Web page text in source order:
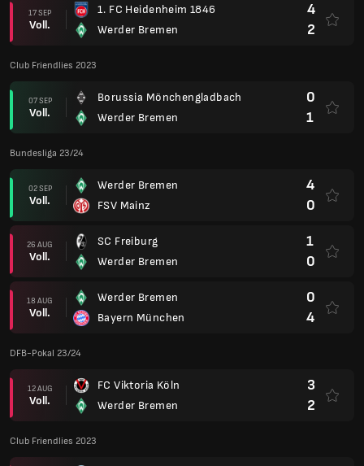
17 SEP
Voll.
1. FC Heidenheim 1846
Werder Bremen
4
2
Club Friendlies 2023
07 SEP
Voll.
Borussia Mönchengladbach
Werder Bremen
0
1
Bundesliga 23/24
02 SEP
Voll.
Werder Bremen
FSV Mainz
4
0
26 AUG
Voll.
SC Freiburg
Werder Bremen
1
0
18 AUG
Voll.
Werder Bremen
Bayern München
0
4
DFB-Pokal 23/24
12 AUG
Voll.
FC Viktoria Köln
Werder Bremen
3
2
Club Friendlies 2023